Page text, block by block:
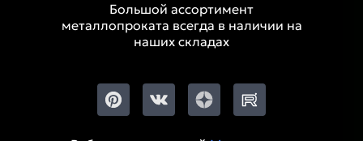
Большой ассортимент
металлопроката всегда в наличии на
наших складах